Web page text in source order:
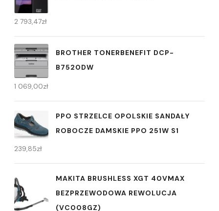
2 793,47zł
BROTHER TONERBENEFIT DCP-
B7520DW
1 069,00zł
PPO STRZELCE OPOLSKIE SANDAŁY
ROBOCZE DAMSKIE PPO 251W S1
239,85zł
MAKITA BRUSHLESS XGT 40VMAX
BEZPRZEWODOWA REWOLUCJA
(VC008GZ)